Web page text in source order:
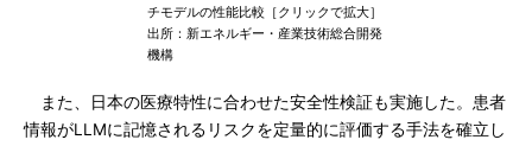
チモデルの性能比較［クリックで拡大］
出所：新エネルギー・産業技術総合開発
機構
また、日本の医療特性に合わせた安全性検証も実施した。患者
情報がLLMに記憶されるリスクを定量的に評価する手法を確立し